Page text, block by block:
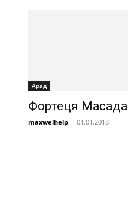
Арад
Фортеця Масада
maxwelhelp - 01.01.2018